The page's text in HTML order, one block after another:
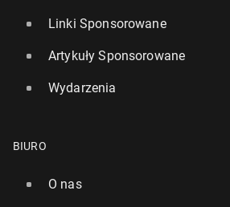
Linki Sponsorowane
Artykuły Sponsorowane
Wydarzenia
BIURO
O nas